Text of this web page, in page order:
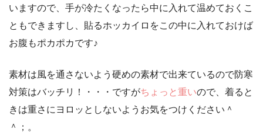
いますので、手が冷たくなったら中に入れて温めておくこ
ともできますし、貼るホッカイロをこの中に入れておけば
お腹もポカポカです♪
素材は風を通さないよう硬めの素材で出来ているので防寒
対策はバッチリ！・・・ですがちょっと重いので、着ると
きは重さにヨロッとしないようお気をつけください＾
＾；。